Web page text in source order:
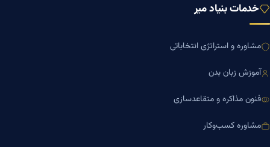
خدمات بنیاد میر
مشاوره و استراتژی انتخاباتی
آموزش زبان بدن
فنون مذاکره و متقاعدسازی
مشاوره کسب‌وکار